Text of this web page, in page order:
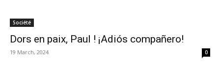
Société
Dors en paix, Paul ! ¡Adiós compañero!
19 March, 2024 0